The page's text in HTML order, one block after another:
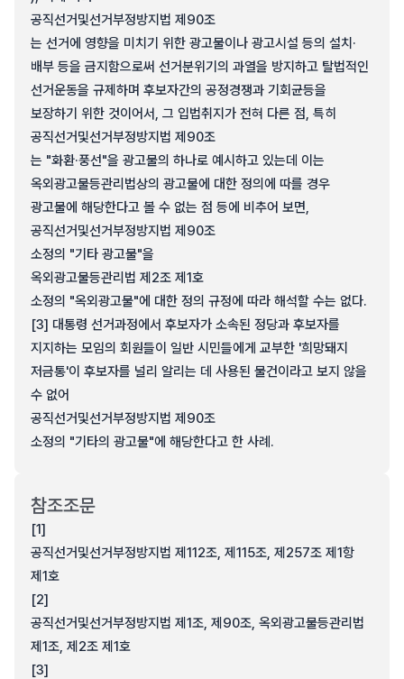
공직선거및선거부정방지법 제90조
는 선거에 영향을 미치기 위한 광고물이나 광고시설 등의 설치·
배부 등을 금지함으로써 선거분위기의 과열을 방지하고 탈법적인
선거운동을 규제하며 후보자간의 공정경쟁과 기회균등을
보장하기 위한 것이어서, 그 입법취지가 전혀 다른 점, 특히
공직선거및선거부정방지법 제90조
는 "화환·풍선"을 광고물의 하나로 예시하고 있는데 이는
옥외광고물등관리법상의 광고물에 대한 정의에 따를 경우
광고물에 해당한다고 볼 수 없는 점 등에 비추어 보면,
공직선거및선거부정방지법 제90조
소정의 "기타 광고물"을
옥외광고물등관리법 제2조 제1호
소정의 "옥외광고물"에 대한 정의 규정에 따라 해석할 수는 없다.
[3] 대통령 선거과정에서 후보자가 소속된 정당과 후보자를
지지하는 모임의 회원들이 일반 시민들에게 교부한 '희망돼지
저금통'이 후보자를 널리 알리는 데 사용된 물건이라고 보지 않을
수 없어
공직선거및선거부정방지법 제90조
소정의 "기타의 광고물"에 해당한다고 한 사례.
참조조문
[1]
공직선거및선거부정방지법 제112조, 제115조, 제257조 제1항
제1호
[2]
공직선거및선거부정방지법 제1조, 제90조, 옥외광고물등관리법
제1조, 제2조 제1호
[3]